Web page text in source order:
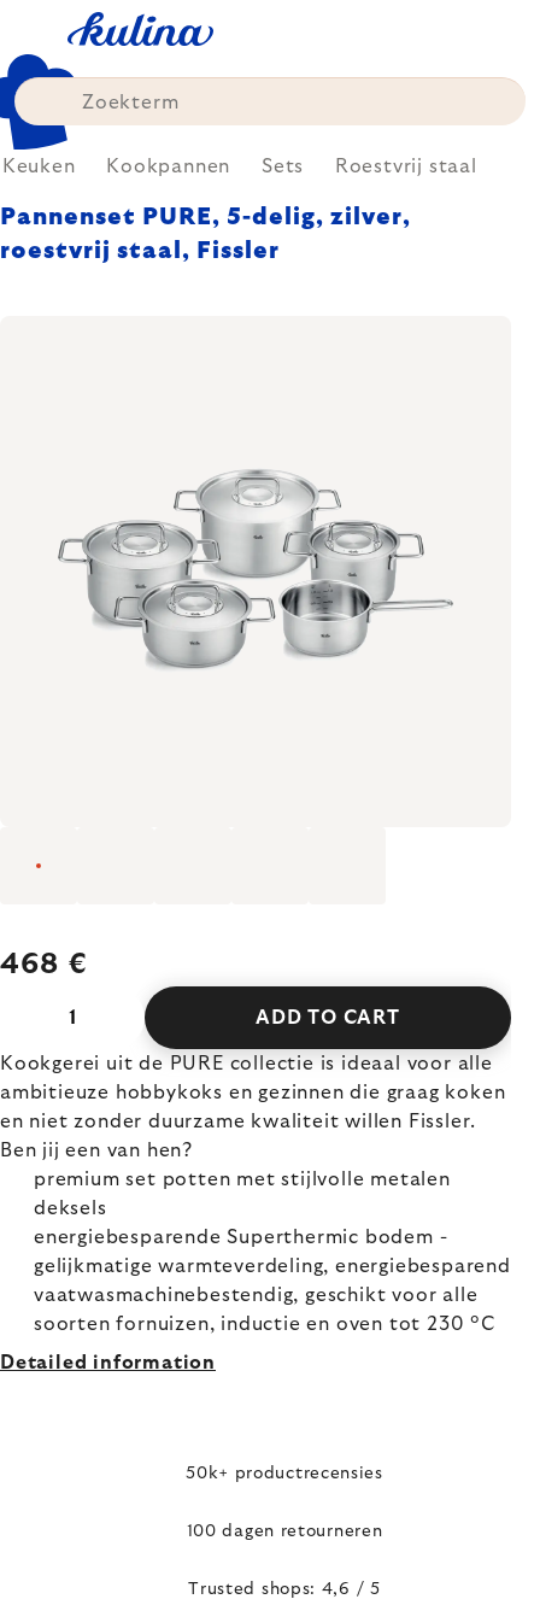
content
Keuken Kookpannen Sets Roestvrij staal
Pannenset PURE, 5-delig, zilver,
roestvrij staal, Fissler
468 €
ADD TO CART
Kookgerei uit de PURE collectie is ideaal voor alle
ambitieuze hobbykoks en gezinnen die graag koken
en niet zonder duurzame kwaliteit willen Fissler.
Ben jij een van hen?
premium set potten met stijlvolle metalen
deksels
energiebesparende Superthermic bodem -
gelijkmatige warmteverdeling, energiebesparend
vaatwasmachinebestendig, geschikt voor alle
soorten fornuizen, inductie en oven tot 230 °C
Detailed information
50k+ productrecensies
100 dagen retourneren
Trusted shops: 4,6 / 5